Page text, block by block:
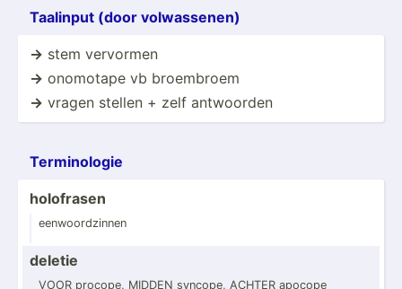
Taalinput (door volwas­senen)
-> stem vervormen
-> onomotape vb broembroem
-> vragen stellen + zelf antwoorden
Termin­ologie
holofrasen
eenwoo­rdz­innen
deletie
VOOR procope, MIDDEN syncope, ACHTER apocope